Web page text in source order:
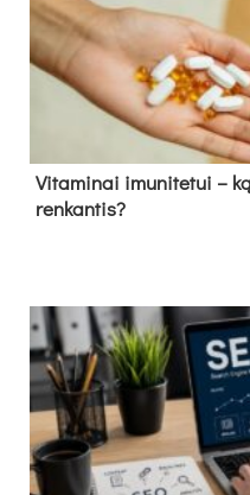
Vitaminai imunitetui –
renkantis?